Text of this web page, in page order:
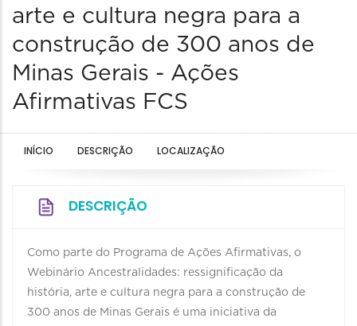
arte e cultura negra para a
construção de 300 anos de
Minas Gerais - Ações
Afirmativas FCS
INÍCIO DESCRIÇÃO LOCALIZAÇÃO
DESCRIÇÃO
Como parte do Programa de Ações Afirmativas, o
Webinário Ancestralidades: ressignificação da
história, arte e cultura negra para a construção de
300 anos de Minas Gerais é uma iniciativa da